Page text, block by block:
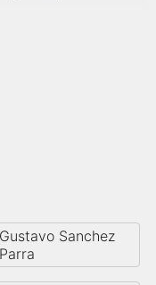
Gustavo Sanchez
Parra